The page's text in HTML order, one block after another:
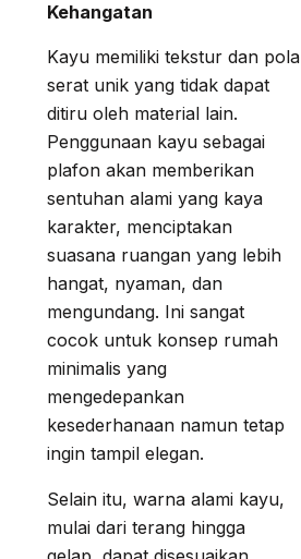
Kehangatan
Kayu memiliki tekstur dan pola
serat unik yang tidak dapat
ditiru oleh material lain.
Penggunaan kayu sebagai
plafon akan memberikan
sentuhan alami yang kaya
karakter, menciptakan
suasana ruangan yang lebih
hangat, nyaman, dan
mengundang. Ini sangat
cocok untuk konsep rumah
minimalis yang
mengedepankan
kesederhanaan namun tetap
ingin tampil elegan.
Selain itu, warna alami kayu,
mulai dari terang hingga